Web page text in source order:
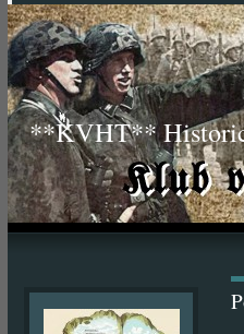
**KVHT**